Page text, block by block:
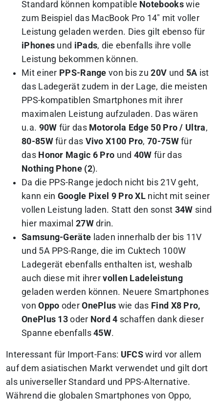
Standard können kompatible Notebookswie
zum Beispiel das MacBook Pro 14″ mit voller
Leistung geladen werden. Dies gilt ebenso für
iPhones und iPads, die ebenfalls ihre volle
Leistung bekommen können.
Mit einer PPS-Range von bis zu 20V und 5A ist
das Ladegerät zudem in der Lage, die meisten
PPS-kompatiblen Smartphones mit ihrer
maximalen Leistung aufzuladen. Das wären
u.a. 90W für das Motorola Edge 50 Pro / Ultra,
80-85Wfür das Vivo X100 Pro,70-75Wfür
das Honor Magic 6 Pro und 40W für das
Nothing Phone (2).
Da die PPS-Range jedoch nicht bis 21V geht,
kann ein Google Pixel 9 Pro XL nicht mit seiner
vollen Leistung laden. Statt den sonst 34W sind
hier maximal 27Wdrin.
Samsung-Geräte laden innerhalb der bis 11V
und 5A PPS-Range, die im Cuktech 100W
Ladegerät ebenfalls enthalten ist, weshalb
auch diese mit ihrervollen Ladeleistung
geladen werden können. Neuere Smartphones
von Oppo oderOnePlus wie das Find X8 Pro,
OnePlus 13 oder Nord 4 schaffen dank dieser
Spanne ebenfalls45W.
Interessant für Import-Fans: UFCSwird vor allem
auf dem asiatischen Markt verwendet und gilt dort
als universeller Standard und PPS-Alternative.
Während die globalen Smartphones von Oppo,